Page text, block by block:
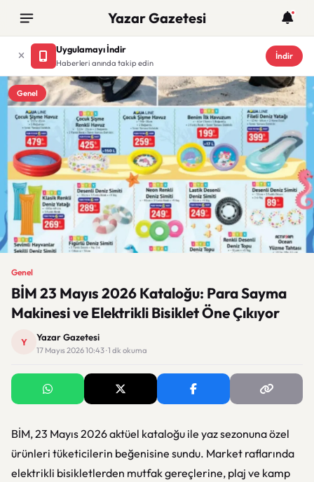
Yazar Gazetesi
Uygulamayı İndir
Haberleri anında takip edin
İndir
Genel
Genel
BİM 23 Mayıs 2026 Kataloğu: Para Sayma
Makinesi ve Elektrikli Bisiklet Öne Çıkıyor
Y Yazar Gazetesi
17 Mayıs 2026 10:43 · 1 dk okuma
BİM, 23 Mayıs 2026 aktüel kataloğu ile yaz sezonuna özel
ürünleri tüketicilerin beğenisine sundu. Market raflarında
elektrikli bisikletlerden mutfak gereçlerine, plaj ve kamp